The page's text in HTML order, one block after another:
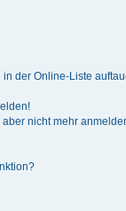
der Online-Liste
nicht mehr